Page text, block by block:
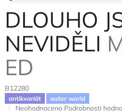
DLOUHO
NEVIDĚLI
ED
B12280
antikvariát autor world
Průměrné
Neohodnoceno Podrobnosti